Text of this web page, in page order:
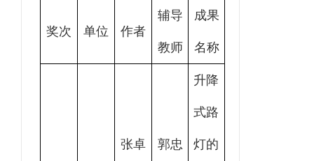
奖次 单位 作者
辅导
教师
成果
名称
张卓 郭忠
升降
式路
灯的